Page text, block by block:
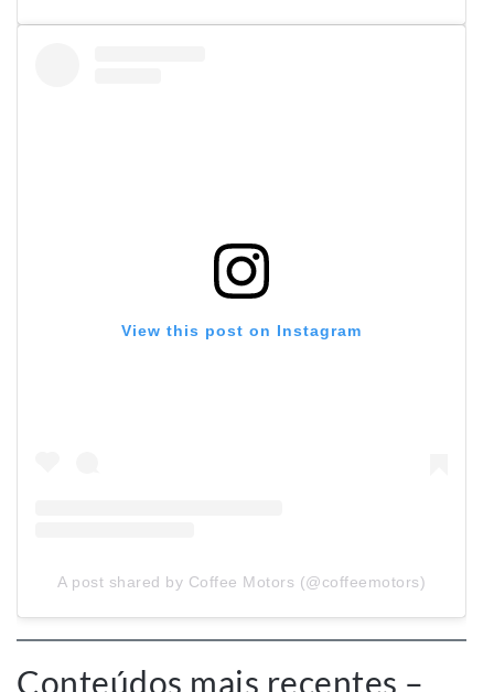
View this post on Instagram
A post shared by Coffee Motors (@coffeemotors)
Conteúdos mais recentes –